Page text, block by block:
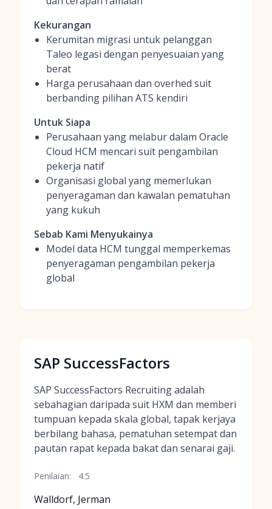
Kekurangan
Kerumitan migrasi untuk pelanggan
Taleo legasi dengan penyesuaian yang
berat
Harga perusahaan dan overhed suit
berbanding pilihan ATS kendiri
Untuk Siapa
Perusahaan yang melabur dalam Oracle
Cloud HCM mencari suit pengambilan
pekerja natif
Organisasi global yang memerlukan
penyeragaman dan kawalan pematuhan
yang kukuh
Sebab Kami Menyukainya
Model data HCM tunggal memperkemas
penyeragaman pengambilan pekerja
global
SAP SuccessFactors
SAP SuccessFactors Recruiting adalah
sebahagian daripada suit HXM dan memberi
tumpuan kepada skala global, tapak kerjaya
berbilang bahasa, pematuhan setempat dan
pautan rapat kepada bakat dan senarai gaji.
Penilaian: 4.5
Walldorf, Jerman